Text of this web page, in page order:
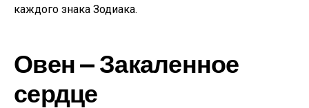
каждого знака Зодиака.
Овен — Закаленное
сердце